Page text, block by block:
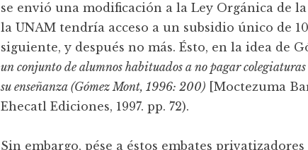
se envió una modificación a la Ley Orgánica de
la UNAM tendría acceso a un subsidio único de
siguiente, y después no más. Ésto, en la idea de
un conjunto de alumnos habituados a no pagar
su enseñanza (Gómez Mont, 1996: 200) [Moctezuma
Ehecatl Ediciones, 1997. pp. 72).
Sin embargo, pése a éstos embates